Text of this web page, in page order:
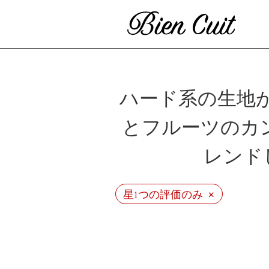
ハード系の生地
とフルーツのカ
レン
星1つの評価のみ ×